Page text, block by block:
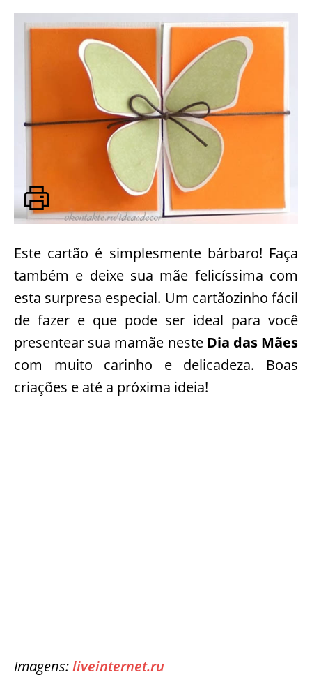
Este cartão é simplesmente bárbaro! Faça
também e deixe sua mãe felicíssima com
esta surpresa especial. Um cartãozinho fácil
de fazer e que pode ser ideal para você
presentear sua mamãe neste Dia das Mães
com muito carinho e delicadeza. Boas
criações e até a próxima ideia!
Imagens:liveinternet.ru